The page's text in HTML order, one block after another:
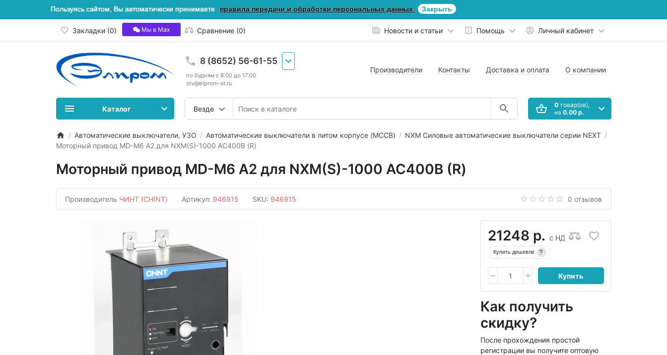
Пользуясь сайтом, Вы автоматически принимаете правила передачи и обработки персональных данных Закрыть
Закладки (0) Мы в Мах Сравнение (0) Новости и статьи Помощь Личный кабинет
8 (8652) 56-61-55
по будням с 8:00 до 17:00
stv@elprom-st.ru
Везде
Производители Контакты Доставка и оплата О компании
0товар(ов),
на 0.00 р.
Каталог
Автоматические выключатели, УЗО Автоматические выключатели в литом корпусе (MCCB)
NXM Силовые автоматические выключатели серии NEXT
Моторный привод MD-M6 A2 для NXM(S)-1000 AC400В (R)
Моторный привод MD-M6 A2 для NXM(S)-1000 AC400В (R)
Производитель ЧИНТ (CHINT) Артикул: 946915 SKU: 946915 0 отзывов
21248 р. с НДС
Купить дешевле ?
Купить
Как получить
скидку?
После прохождения простой
регистрации вы получите оптовую